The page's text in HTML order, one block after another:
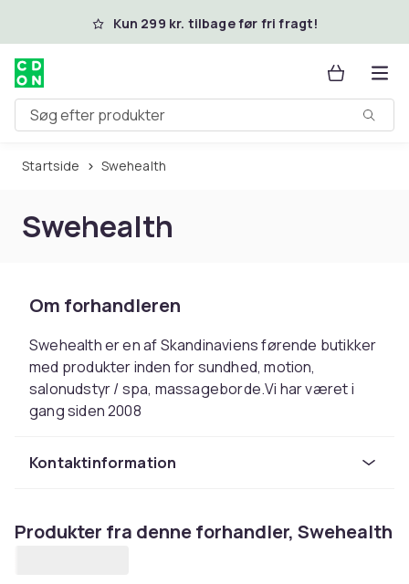
Spring til hovedindhold
Kun 299 kr. tilbage før fri fragt!
Søg efter produkter
Startside Swehealth
Swehealth
Om forhandleren
Swehealth er en af Skandinaviens førende butikker
med produkter inden for sundhed, motion,
salonudstyr / spa, massageborde.Vi har været i
gang siden 2008
Kontaktinformation
Produkter fra denne forhandler, Swehealth